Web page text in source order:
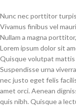
Nunc nec porttitor
Vivamus finibus vel
Nullam a magna
Lorem ipsum dolor sit
Quisque volutpat mattis
Suspendisse urna
nec justo eget felis
amet orci. Aenean
quis nibh. Quisque a